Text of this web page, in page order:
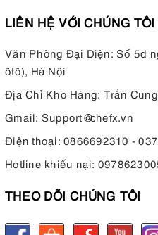
LIÊN HỆ VỚI CHÚNG TÔI
Văn Phòng Đại Diện: Số 5d
ôtô), Hà Nội
Địa Chỉ Kho Hàng: Trần
Gmail: Support@chefx.vn
Điện thoại: 0866692310 -
Hotline khiếu nại:
THEO DÕI CHÚNG TÔI